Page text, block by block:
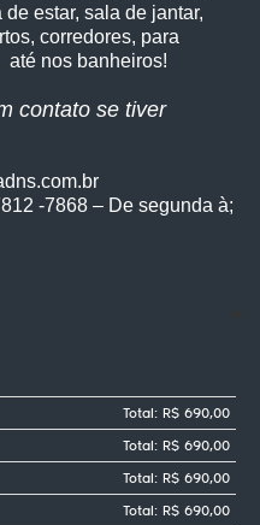
estar, sala de jantar,
corredores, para
até nos banheiros!
contato se tiver
-7868 – De segunda à;
Total: R$ 690,00
Total: R$ 690,00
Total: R$ 690,00
Total: R$ 690,00